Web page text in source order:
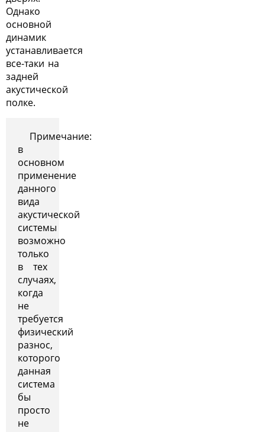
Однако
основной
динамик
устанавливается
все-таки на
задней
акустической
полке.
Примечание:
в
основном
применение
данного
вида
акустической
системы
возможно
только
в тех
случаях,
когда
не
требуется
физический
разнос,
которого
данная
система
бы
просто
не